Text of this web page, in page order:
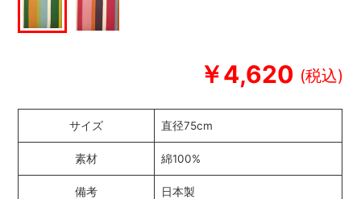
￥4,620
サイズ 直径75cm
素材 綿100%
備考 日本製